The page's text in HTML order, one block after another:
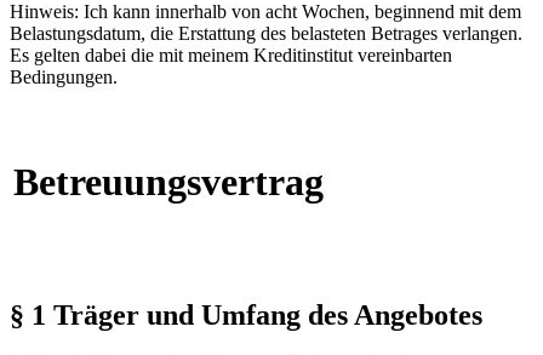
Hinweis: Ich kann innerhalb von acht Wochen, beginnend mit dem
Belastungsdatum, die Erstattung des belasteten Betrages verlangen.
Es gelten dabei die mit meinem Kreditinstitut vereinbarten
Bedingungen.
Betreuungsvertrag
§ 1 Träger und Umfang des Angebotes